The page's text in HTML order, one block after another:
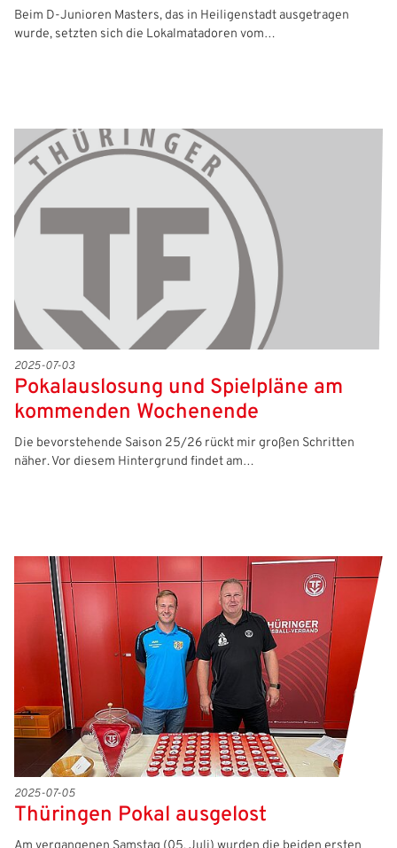
Beim D-Junioren Masters, das in Heiligenstadt ausgetragen
wurde, setzten sich die Lokalmatadoren vom…
2025-07-03
Pokalauslosung und Spielpläne am
kommenden Wochenende
Die bevorstehende Saison 25/26 rückt mir großen Schritten
näher. Vor diesem Hintergrund findet am…
2025-07-05
Thüringen Pokal ausgelost